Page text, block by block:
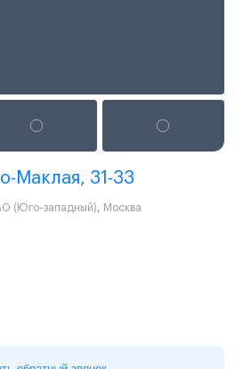
Маклая, 31-33
(Юго-западный), Москва